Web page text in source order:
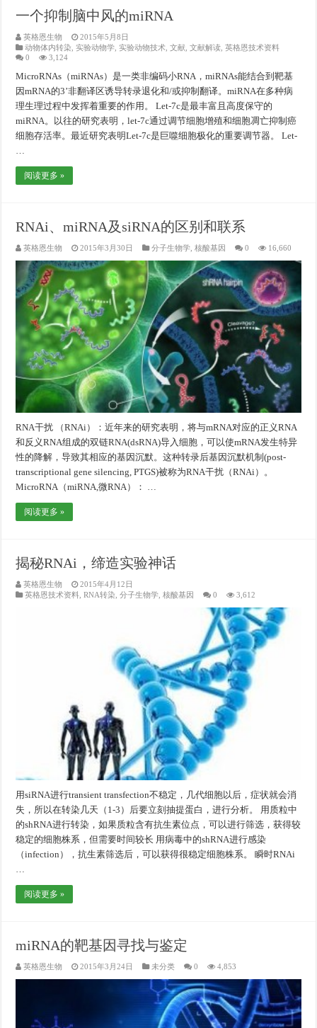
一个抑制脑中风的miRNA
英格恩生物
2015年5月8日
动物体内转染 ,实验动物学 ,实验动物技术 ,文献 ,文献解读 ,英格恩技术资料
0
3,124
MicroRNAs（miRNAs）是一类非编码小RNA，miRNAs能结合到靶基
因mRNA的3’非翻译区诱导转录退化和/或抑制翻译。miRNA在多种病
理生理过程中发挥着重要的作用。 Let-7c是最丰富且高度保守的
miRNA。以往的研究表明，let-7c通过调节细胞增殖和细胞凋亡抑制癌
细胞存活率。最近研究表明Let-7c是巨噬细胞极化的重要调节器。 Let-
阅读更多 »
RNAi、miRNA及siRNA的区别和联系
英格恩生物 2015年3月30日 分子生物学 ,核酸基因 0 16,660
RNA干扰 （RNAi）：近年来的研究表明，将与mRNA对应的正义RNA
和反义RNA组成的双链RNA(dsRNA)导入细胞，可以使mRNA发生特异
性的降解，导致其相应的基因沉默。这种转录后基因沉默机制(post-
transcriptional gene silencing, PTGS)被称为RNA干扰（RNAi）。
MicroRNA（miRNA,微RNA）： …
阅读更多 »
揭秘RNAi，缔造实验神话
英格恩生物
2015年4月12日
英格恩技术资料 ,RNA转染 ,分子生物学 ,核酸基因 0 3,612
用siRNA进行transient transfection不稳定，几代细胞以后，症状就会消
失，所以在转染几天（1-3）后要立刻抽提蛋白，进行分析。 用质粒中
的shRNA进行转染，如果质粒含有抗生素位点，可以进行筛选，获得较
稳定的细胞株系，但需要时间较长 用病毒中的shRNA进行感染
（infection），抗生素筛选后，可以获得很稳定细胞株系。 瞬时RNAi
…
阅读更多 »
miRNA的靶基因寻找与鉴定
英格恩生物 2015年3月24日 未分类 0 4,853